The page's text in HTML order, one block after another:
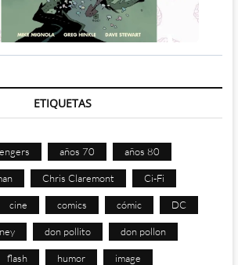
ETIQUETAS
años 70 años 80
Chris Claremont Ci-Fi
cine comics cómic DC
don pollito don pollon
flash humor image